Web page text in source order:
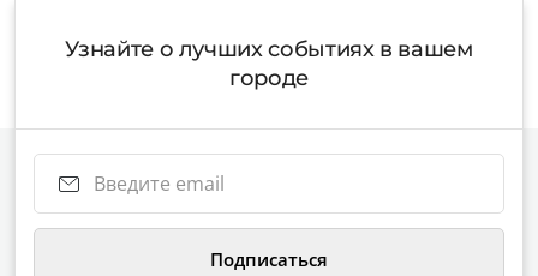
Узнайте о лучших событиях в вашем
городе